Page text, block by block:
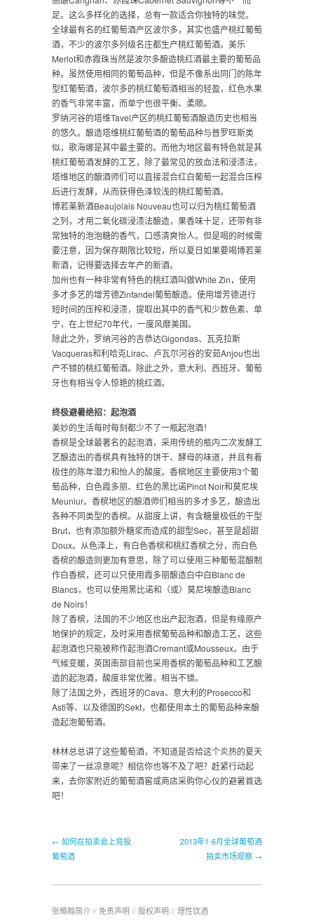
足。这么多样化的选择，总有一款适合你独特的味觉。
全球最有名的红葡萄酒产区波尔多，其实也盛产桃红葡萄
酒，不少的波尔多列级名庄都生产桃红葡萄酒。美乐
Merlot和赤霞珠当然是波尔多酿造桃红酒最主要的葡萄品
种。虽然使用相同的葡萄品种，但是不像系出同门的陈年
型红葡萄酒，波尔多的桃红葡萄酒相当的轻盈，红色水果
的香气非常丰富，而单宁也很平衡、柔顺。
罗纳河谷的塔维Tavel产区的桃红葡萄酒酿造历史也相当
的悠久。酿造塔维桃红葡萄酒的葡萄品种与普罗旺斯类
似，歌海娜是其中最主要的。而他为地区最有特色就是其
桃红葡萄酒发酵的工艺，除了最常见的放血法和浸渍法，
塔维地区的酿酒师们可以直接混合红白葡萄一起混合压榨
后进行发酵，从而获得色泽较浅的桃红葡萄酒。
博若莱新酒Beaujolais Nouveau也可以归为桃红葡萄酒
之列，才用二氧化碳浸渍法酿造，果香味十足，还带有非
常独特的泡泡糖的香气，口感清爽怡人。但是喝的时候需
要注意，因为保存期限比较短，所以夏日如果要喝博若莱
新酒，记得要选择去年产的新酒。
加州也有一种非常有特色的桃红酒叫做White Zin，使用
多才多艺的增芳德Zinfandel葡萄酿造。使用增芳德进行
短时间的压榨和浸渍，提取出其中的香气和少数色素、单
宁，在上世纪70年代，一度风靡美国。
除此之外，罗纳河谷的吉恭达Gigondas、瓦克拉斯
Vacqueras和利哈克Lirac、卢瓦尔河谷的安茹Anjou也出
产不错的桃红葡萄酒。除此之外，意大利、西班牙、葡萄
牙也有相当令人惊艳的桃红酒。
终极避暑绝招：起泡酒
美妙的生活每时每刻都少不了一瓶起泡酒！
香槟是全球最著名的起泡酒，采用传统的瓶内二次发酵工
艺酿造出的香槟具有独特的饼干、酵母的味道，并且有着
极佳的陈年潜力和怡人的酸度。香槟地区主要使用3个葡
萄品种，白色霞多丽、红色的黑比诺Pinot Noir和莫尼埃
Meuniur。香槟地区的酿酒师们相当的多才多艺，酿造出
各种不同类型的香槟。从甜度上讲，有含糖量极低的干型
Brut，也有添加额外糖浆而造成的甜型Sec，甚至是超甜
Doux。从色泽上，有白色香槟和桃红香槟之分，而白色
香槟的酿造则更加有意思，除了可以使用三种葡萄混酿制
作白香槟，还可以只使用霞多丽酿造白中白Blanc de
Blancs，也可以使用黑比诺和（或）莫尼埃酿造Blanc
de Noirs！
除了香槟，法国的不少地区也出产起泡酒，但是有缘原产
地保护的规定，及时采用香槟葡萄品种和酿造工艺，这些
起泡酒也只能被称作起泡酒Cremant或Mousseux。由于
气候变暖，英国南部目前也采用香槟的葡萄品种和工艺酿
造的起泡酒，酸度非常优雅，相当不错。
除了法国之外，西班牙的Cava、意大利的Prosecco和
Asti等、以及德国的Sekt，也都使用本土的葡萄品种来酿
造起泡葡萄酒。
林林总总讲了这些葡萄酒，不知道是否给这个炎热的夏天
带来了一丝凉意呢？相信你也等不及了吧？赶紧行动起
来，去你家附近的葡萄酒窖或商店采购你心仪的避暑首选
吧！
← 如何在拍卖会上竞投
葡萄酒
2013年1-6月全球葡萄酒
拍卖市场观察 →
张翛翰简介//免责声明// 版权声明//理性饮酒